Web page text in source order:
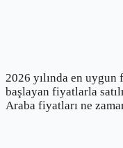
2026 yılında en uygun
başlayan fiyatlarla
Araba fiyatları ne